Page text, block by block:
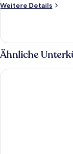
Weitere Details
Weitere
Ähnliche
Buchanan Arms